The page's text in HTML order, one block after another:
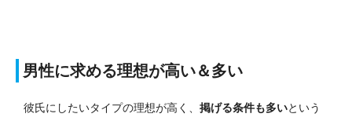
男性に求める理想が高い＆多い
彼氏にしたいタイプの理想が高く、 掲げる条件も多いという